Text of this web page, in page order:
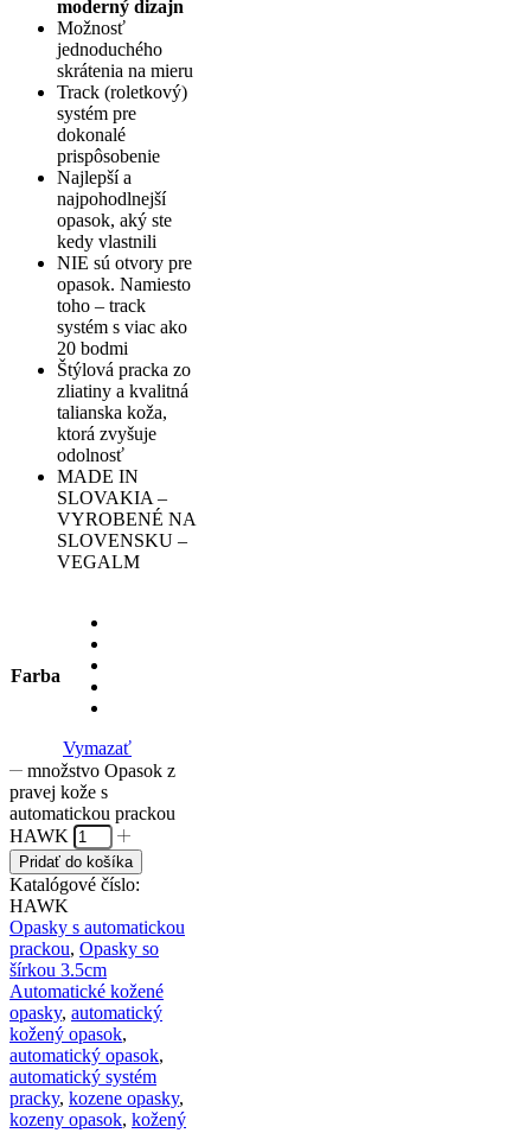
moderný dizajn
Možnosť
jednoduchého
skrátenia na mieru
Track (roletkový)
systém pre
dokonalé
prispôsobenie
Najlepší a
najpohodlnejší
opasok, aký ste
kedy vlastnili
NIE sú otvory pre
opasok. Namiesto
toho – track
systém s viac ako
20 bodmi
Štýlová pracka zo
zliatiny a kvalitná
talianska koža,
ktorá zvyšuje
odolnosť
MADE IN
SLOVAKIA –
VYROBENÉ NA
SLOVENSKU –
VEGALM
Farba
Vymazať
množstvo Opasok z
pravej kože s
automatickou prackou
HAWK
Pridať do košíka
Katalógové číslo:
HAWK
Opasky s automatickou
prackou, Opasky so
šírkou 3.5cm
Automatické kožené
opasky, automatický
kožený opasok,
automatický opasok,
automatický systém
pracky, kozene opasky,
kozeny opasok, kožený